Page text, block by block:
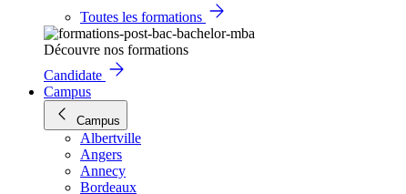
Toutes les formations
Découvre nos formations
Candidate
Campus
Campus
Albertville
Angers
Annecy
Bordeaux